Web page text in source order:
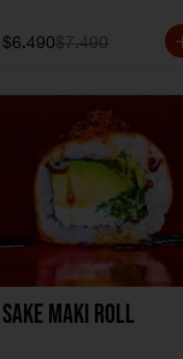
$6.490$7.490
Sake Maki Roll